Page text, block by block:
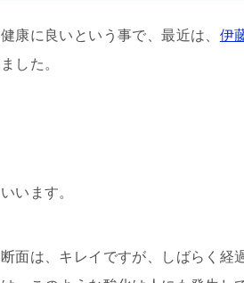
康に良いという事で、最近は、 伊
した。
います。
面は、キレイですが、しばらく経